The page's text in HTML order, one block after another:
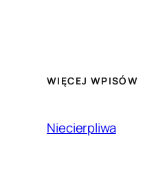
WIĘCEJ WPISÓW
Niecierpliwa